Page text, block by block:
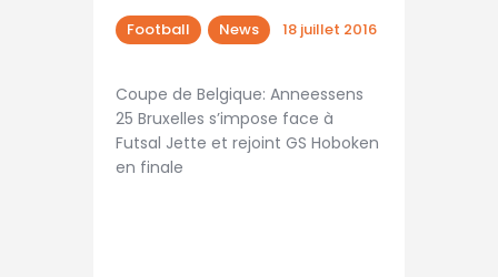
Football News 18 juillet 2016
Coupe de Belgique: Anneessens
25 Bruxelles s’impose face à
Futsal Jette et rejoint GS Hoboken
en finale